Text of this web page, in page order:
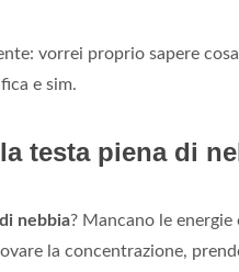
vorrei proprio sapere
e sim.
testa piena di
nebbia? Mancano le
la concentrazione,